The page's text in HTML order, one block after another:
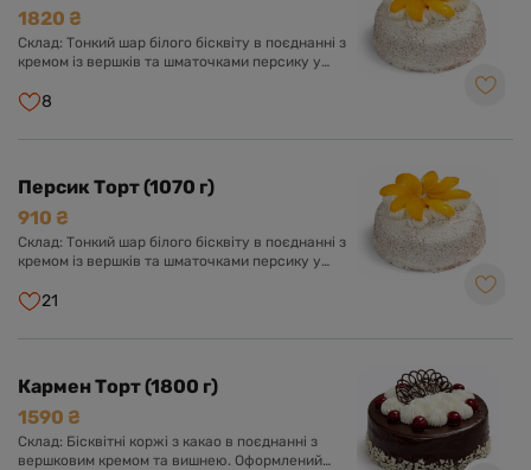
1820 ₴
Склад: Тонкий шар білого бісквіту в поєднанні з
кремом із вершків та шматочками персику у
кремом із вершків та прикрашений шматочками
8
Персик Торт (1070 г)
910 ₴
Склад: Тонкий шар білого бісквіту в поєднанні з
кремом із вершків та шматочками персику у
кремом із вершків та прикрашений шматочками
21
Кармен Торт (1800 г)
1590 ₴
Склад: Бісквітні коржі з какао в поєднанні з
вершковим кремом та вишнею. Оформлений